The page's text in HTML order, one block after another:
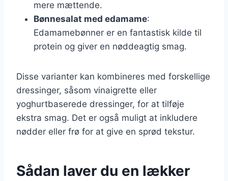
mere mættende.
Bønnesalat med edamame:
Edamamebønner er en fantastisk kilde til
protein og giver en nøddeagtig smag.
Disse varianter kan kombineres med forskellige
dressinger, såsom vinaigrette eller
yoghurtbaserede dressinger, for at tilføje
ekstra smag. Det er også muligt at inkludere
nødder eller frø for at give en sprød tekstur.
Sådan laver du en lækker